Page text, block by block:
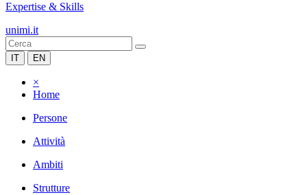
Expertise & Skills
unimi.it
IT EN
×
Home
Persone
Attività
Ambiti
Strutture